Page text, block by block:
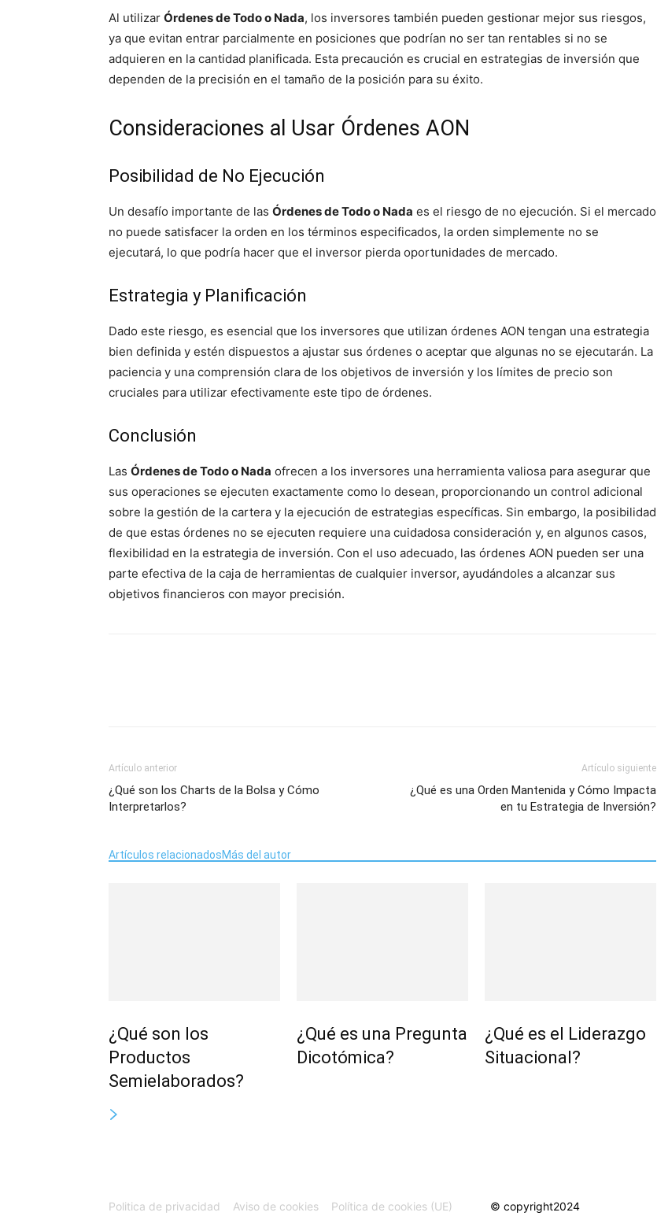
Al utilizar Órdenes de Todo o Nada, los inversores también pueden gestionar mejor sus riesgos,
ya que evitan entrar parcialmente en posiciones que podrían no ser tan rentables si no se
adquieren en la cantidad planificada. Esta precaución es crucial en estrategias de inversión que
dependen de la precisión en el tamaño de la posición para su éxito.
Consideraciones al Usar Órdenes AON
Posibilidad de No Ejecución
Un desafío importante de las Órdenes de Todo o Nada es el riesgo de no ejecución. Si el mercado
no puede satisfacer la orden en los términos especificados, la orden simplemente no se
ejecutará, lo que podría hacer que el inversor pierda oportunidades de mercado.
Estrategia y Planificación
Dado este riesgo, es esencial que los inversores que utilizan órdenes AON tengan una estrategia
bien definida y estén dispuestos a ajustar sus órdenes o aceptar que algunas no se ejecutarán. La
paciencia y una comprensión clara de los objetivos de inversión y los límites de precio son
cruciales para utilizar efectivamente este tipo de órdenes.
Conclusión
Las Órdenes de Todo o Nada ofrecen a los inversores una herramienta valiosa para asegurar que
sus operaciones se ejecuten exactamente como lo desean, proporcionando un control adicional
sobre la gestión de la cartera y la ejecución de estrategias específicas. Sin embargo, la posibilidad
de que estas órdenes no se ejecuten requiere una cuidadosa consideración y, en algunos casos,
flexibilidad en la estrategia de inversión. Con el uso adecuado, las órdenes AON pueden ser una
parte efectiva de la caja de herramientas de cualquier inversor, ayudándoles a alcanzar sus
objetivos financieros con mayor precisión.
Artículo anterior
¿Qué son los Charts de la Bolsa y Cómo
Interpretarlos?
Artículo siguiente
¿Qué es una Orden Mantenida y Cómo Impacta
en tu Estrategia de Inversión?
Artículos relacionadosMás del autor
¿Qué son los
Productos
Semielaborados?
¿Qué es una Pregunta
Dicotómica?
¿Qué es el Liderazgo
Situacional?
Politica de privacidad Aviso de cookies Política de cookies (UE) © copyright2024